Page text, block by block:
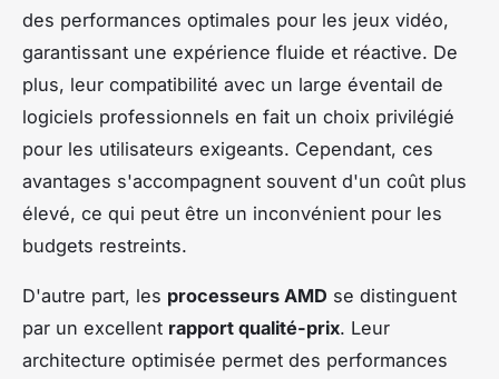
des performances optimales pour les jeux vidéo,
garantissant une expérience fluide et réactive. De
plus, leur compatibilité avec un large éventail de
logiciels professionnels en fait un choix privilégié
pour les utilisateurs exigeants. Cependant, ces
avantages s'accompagnent souvent d'un coût plus
élevé, ce qui peut être un inconvénient pour les
budgets restreints.
D'autre part, les processeurs AMD se distinguent
par un excellent rapport qualité-prix. Leur
architecture optimisée permet des performances